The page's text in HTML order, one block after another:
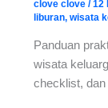
clove clove /12
liburan, wisata
Panduan
wisata
checklist,